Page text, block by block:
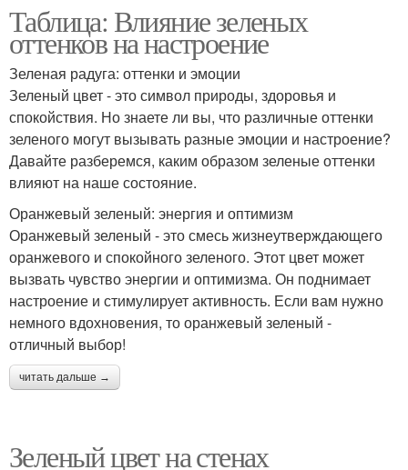
Таблица: Влияние зеленых
оттенков на настроение
Зеленая радуга: оттенки и эмоции
Зеленый цвет - это символ природы, здоровья и
спокойствия. Но знаете ли вы, что различные оттенки
зеленого могут вызывать разные эмоции и настроение?
Давайте разберемся, каким образом зеленые оттенки
влияют на наше состояние.
Оранжевый зеленый: энергия и оптимизм
Оранжевый зеленый - это смесь жизнеутверждающего
оранжевого и спокойного зеленого. Этот цвет может
вызвать чувство энергии и оптимизма. Он поднимает
настроение и стимулирует активность. Если вам нужно
немного вдохновения, то оранжевый зеленый -
отличный выбор!
читать дальше →
Зеленый цвет на стенах